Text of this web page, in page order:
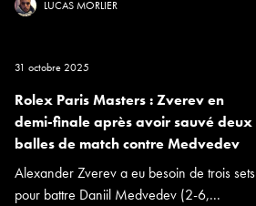
LUCAS MORLIER
31 octobre 2025
Rolex Paris Masters : Zverev en
demi-finale après avoir sauvé deux
balles de match contre Medvedev
Alexander Zverev a eu besoin de trois sets
pour battre Daniil Medvedev (2-6,...